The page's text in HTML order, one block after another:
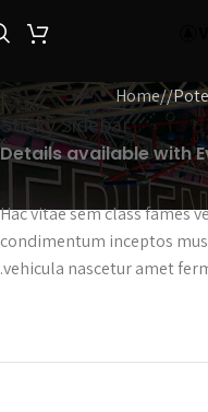
Home
Sticky Sidebar
Details available with
Hac vitae sem class fames
condimentum inceptos
vehicula nascetur amet